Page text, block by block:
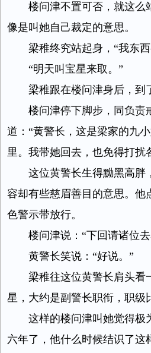
楼问津不置可否，就这么
像是叫她自己裁定的意思。
梁稚终究站起身，“我东
“明天叫宝星来取。”
梁稚跟在楼问津身后，到
楼问津停下脚步，同负责
道：“黄警长，这是梁家的九
里。我带她回去，也免得打扰
这位黄警长生得黝黑高胖
容却有些慈眉善目的意思。他
色警示带放行。
楼问津说：“下回请诸位
黄警长笑说：“好说。”
梁稚往这位黄警长肩头看
星，大约是副警长职衔，职级
这样的楼问津叫她觉得极
六年了，他什么时候结识了这